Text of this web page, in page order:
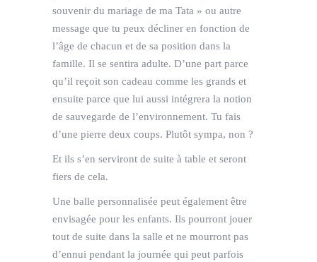
souvenir du mariage de ma Tata » ou autre
message que tu peux décliner en fonction de
l’âge de chacun et de sa position dans la
famille. Il se sentira adulte. D’une part parce
qu’il reçoit son cadeau comme les grands et
ensuite parce que lui aussi intégrera la notion
de sauvegarde de l’environnement. Tu fais
d’une pierre deux coups. Plutôt sympa, non ?
Et ils s’en serviront de suite à table et seront
fiers de cela.
Une balle personnalisée peut également être
envisagée pour les enfants. Ils pourront jouer
tout de suite dans la salle et ne mourront pas
d’ennui pendant la journée qui peut parfois